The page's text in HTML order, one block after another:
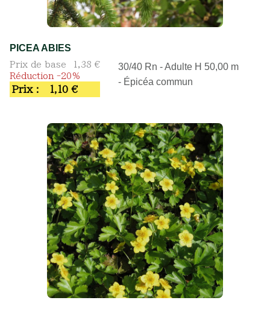
PICEA ABIES
Prix de base
1,38 €
Réduction -20%
Prix : 1,10 €
30/40 Rn - Adulte H 50,00 m
- Épicéa commun